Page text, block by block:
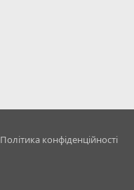
Політика конфіденційності